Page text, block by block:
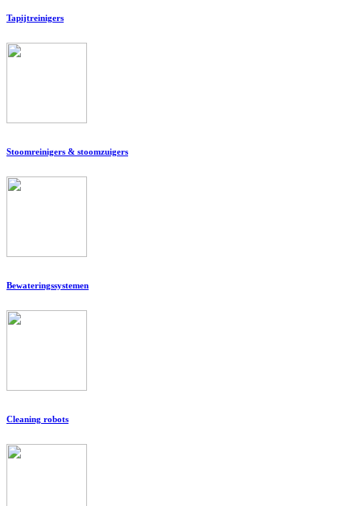
Tapijtreinigers
Stoomreinigers & stoomzuigers
Bewateringssystemen
Cleaning robots